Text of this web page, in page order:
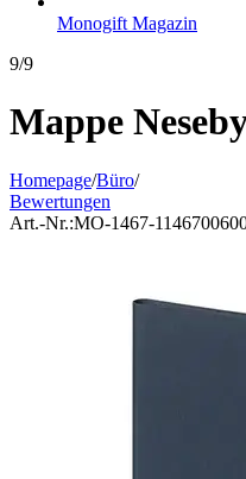
Monogift Magazin
9/9
Mappe
Homepage/Büro/
Bewertungen
Art.-Nr.:MO-1467-